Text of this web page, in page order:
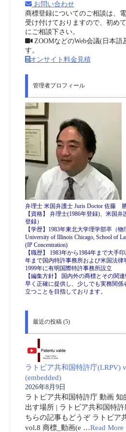
お問い合わせ
商標登録についてのご相談は、
受け付けておりますので、初め
にご相談下さい。
ZOOMなどのWeb会議(日本語
す。
オンサイト料金見積
管理者プロフィール
弁理士 米国弁護士 Juris Doctor 佐藤
【資格】 弁理士(1986年登録)、米国
登録）
【学歴】1983年東北大学理学部卒（
University of Illinois Chicago, School of
(IP Concentration)
【職歴】 1983年から1984年まで大手
年まで国内特許事務所および米国法律
1999年に有明国際特許事務所設立
【編集方針】 国内外の商標とその関
早く正確に提供し、少しでも実務関係
立つことを目指しております。
最近の投稿 (5)
ラトビア共和国特許庁(LRPV)
(embedded)
2026年8月9日
ラトビア共和国特許庁 動画 知
出す場所 | ラトビア共和国特
ちらの記事もどうぞ ラトビア
vol.8 商標_動画(e …Read More